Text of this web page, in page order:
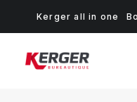
Kerger all in one